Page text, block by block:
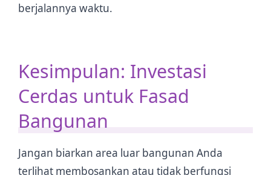
berjalannya waktu.
Kesimpulan: Investasi
Cerdas untuk Fasad
Bangunan
Jangan biarkan area luar bangunan Anda
terlihat membosankan atau tidak berfungsi